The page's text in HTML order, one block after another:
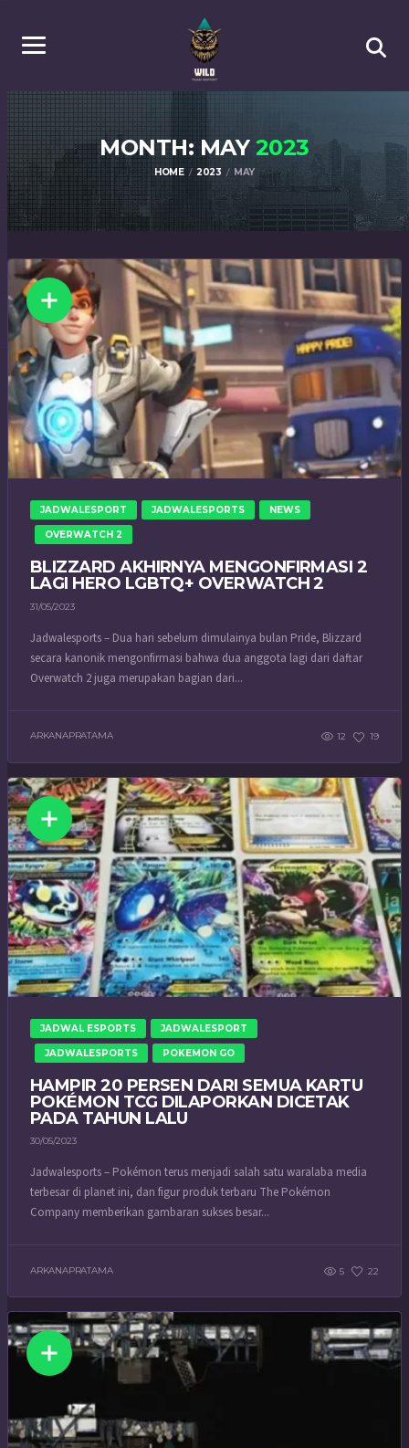
MONTH: MAY 2023
HOME 2023 MAY
JADWALESPORT JADWALESPORTS NEWS
OVERWATCH 2
BLIZZARD AKHIRNYA MENGONFIRMASI 2
LAGI HERO LGBTQ+ OVERWATCH 2
31/05/2023
Jadwalesports – Dua hari sebelum dimulainya bulan Pride, Blizzard
secara kanonik mengonfirmasi bahwa dua anggota lagi dari daftar
Overwatch 2 juga merupakan bagian dari...
ARKANAPRATAMA 12 19
JADWAL ESPORTS JADWALESPORT
JADWALESPORTS POKEMON GO
HAMPIR 20 PERSEN DARI SEMUA KARTU
POKÉMON TCG DILAPORKAN DICETAK
PADA TAHUN LALU
30/05/2023
Jadwalesports – Pokémon terus menjadi salah satu waralaba media
terbesar di planet ini, dan figur produk terbaru The Pokémon
Company memberikan gambaran sukses besar...
ARKANAPRATAMA 5 22